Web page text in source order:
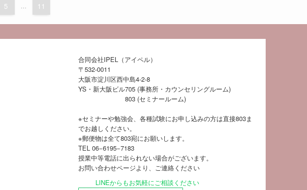
5 ... 11
合同会社IPEL（アイペル）
〒532-0011
大阪市淀川区西中島4-2-8
YS・新大阪ビル705 (事務所・カウンセリングルーム)
803 (セミナールーム)
※セミナーや勉強会、各種試験にお申し込みの方は直接803ま
でお越しください。
※郵便物は全て803宛にお願いします。
TEL 06−6195−7183
授業中等電話に出られない場合がございます。
お問い合わせページより、ご連絡ください
LINEからもお気軽にご相談ください